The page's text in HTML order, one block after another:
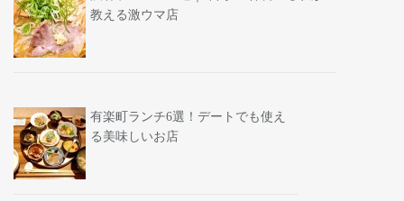
教える激ウマ店
有楽町ランチ6選！デートでも使え
る美味しいお店